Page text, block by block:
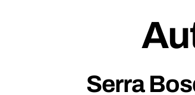
Serra